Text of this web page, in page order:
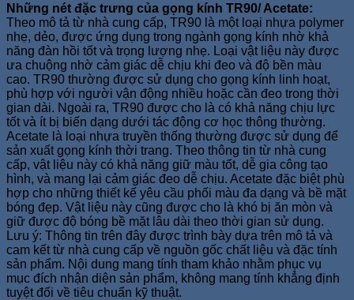
Những nét đặc trưng của gọng kính TR90/ Acetate:
Theo mô tả từ nhà cung cấp, TR90 là một loại nhựa polymer
nhẹ, dẻo, được ứng dụng trong ngành gọng kính nhờ khả
năng đàn hồi tốt và trọng lượng nhẹ. Loại vật liệu này được
ưa chuộng nhờ cảm giác dễ chịu khi đeo và độ bền màu
cao. TR90 thường được sử dụng cho gọng kính linh hoạt,
phù hợp với người vận động nhiều hoặc cần đeo trong thời
gian dài. Ngoài ra, TR90 được cho là có khả năng chịu lực
tốt và ít bị biến dạng dưới tác động cơ học thông thường.
Acetate là loại nhựa truyền thống thường được sử dụng để
sản xuất gọng kính thời trang. Theo thông tin từ nhà cung
cấp, vật liệu này có khả năng giữ màu tốt, dễ gia công tạo
hình, và mang lại cảm giác đeo dễ chịu. Acetate đặc biệt phù
hợp cho những thiết kế yêu cầu phối màu đa dạng và bề mặt
bóng đẹp. Vật liệu này cũng được cho là khó bị ăn mòn và
giữ được độ bóng bề mặt lâu dài theo thời gian sử dụng.
Lưu ý: Thông tin trên đây được trình bày dựa trên mô tả và
cam kết từ nhà cung cấp về nguồn gốc chất liệu và đặc tính
sản phẩm. Nội dung mang tính tham khảo nhằm phục vụ
mục đích nhận diện sản phẩm, không mang tính khẳng định
tuyệt đối về tiêu chuẩn kỹ thuật.